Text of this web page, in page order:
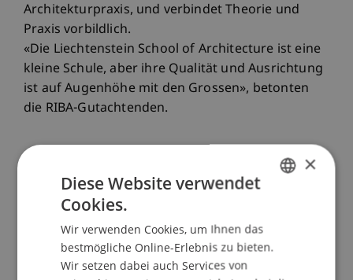
Architekturpraxis, und verbindet Theorie und
Praxis vorbildlich.
«Die Liechtenstein School of Architecture ist eine
kleine Schule, aber ihre Qualität und Ausrichtung
ist auf Augenhöhe mit den Grossen», betonten
die RIBA-Gutachtenden.
Qualitätssiegel auf
internationalem Stand
Der Dekan der School of Architecture, Prof. Dr.
×
Diese Website verwendet
Cookies.
Wir verwenden Cookies, um Ihnen das
bestmögliche Online-Erlebnis zu bieten.
Wir setzen dabei auch Services von